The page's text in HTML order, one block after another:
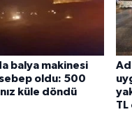
balya makinesi
oldu: 500
küle döndü
TL